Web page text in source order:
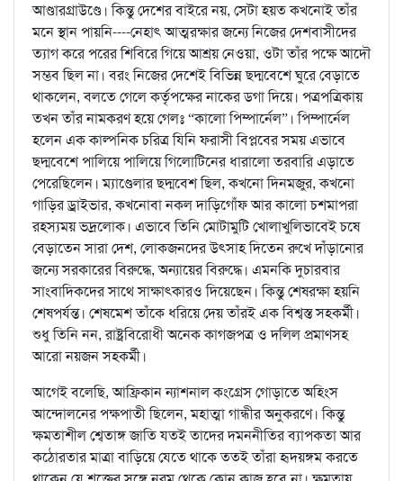
আণ্ডারগ্রাউণ্ডে। কিন্তু দেশের বাইরে নয়, সেটা হয়ত কখনোই তাঁর
মনে স্থান পায়নি----নেহাৎ আত্মরক্ষার জন্যে নিজের দেশবাসীদের
ত্যাগ করে পরের শিবিরে গিয়ে আশ্রয় নেওয়া, ওটা তাঁর পক্ষে আদৌ
সম্ভব ছিল না। বরং নিজের দেশেই বিভিন্ন ছদ্মবেশে ঘুরে বেড়াতে
থাকলেন, বলতে গেলে কর্তৃপক্ষের নাকের ডগা দিয়ে। পত্রপত্রিকায়
তখন তাঁর নামকরণ হয়ে গেলঃ “কালো পিম্পার্নেল”। পিম্পার্নেল
হলেন এক কাল্পনিক চরিত্র যিনি ফরাসী বিপ্লবের সময় এভাবে
ছদ্মবেশে পালিয়ে পালিয়ে গিলোটিনের ধারালো তরবারি এড়াতে
পেরেছিলেন। ম্যাণ্ডেলার ছদ্মবেশ ছিল, কখনো দিনমজুর, কখনো
গাড়ির ড্রাইভার, কখনোবা নকল দাড়িগোঁফ আর কালো চশমাপরা
রহস্যময় ভদ্রলোক। এভাবে তিনি মোটামুটি খোলাখুলিভাবেই চষে
বেড়াতেন সারা দেশ, লোকজনদের উৎসাহ দিতেন রুখে দাঁড়ানোর
জন্যে সরকারের বিরুদ্ধে, অন্যায়ের বিরুদ্ধে। এমনকি দুচারবার
সাংবাদিকদের সাথে সাক্ষাৎকারও দিয়েছেন। কিন্তু শেষরক্ষা হয়নি
শেষপর্যন্ত। শেষমেশ তাঁকে ধরিয়ে দেয় তাঁরই এক বিশ্বস্ত সহকর্মী।
শুধু তিনি নন, রাষ্ট্রবিরোধী অনেক কাগজপত্র ও দলিল প্রমাণসহ
আরো নয়জন সহকর্মী।
আগেই বলেছি, আফ্রিকান ন্যাশনাল কংগ্রেস গোড়াতে অহিংস
আন্দোলনের পক্ষপাতী ছিলেন, মহাত্মা গান্ধীর অনুকরণে। কিন্তু
ক্ষমতাশীল শ্বেতাঙ্গ জাতি যতই তাদের দমননীতির ব্যাপকতা আর
কঠোরতার মাত্রা বাড়িয়ে যেতে থাকে ততই তাঁরা হৃদয়ঙ্গম করতে